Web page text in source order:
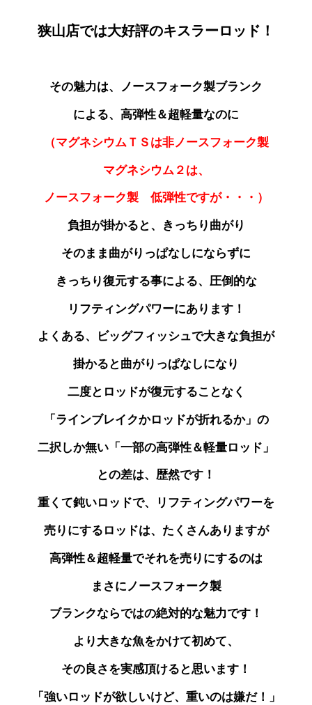
狭山店では大好評のキスラーロッド！
その魅力は、ノースフォーク製ブランク
による、高弾性＆超軽量なのに
（マグネシウムＴＳは非ノースフォーク製
マグネシウム２は、
ノースフォーク製 低弾性ですが・・・）
負担が掛かると、きっちり曲がり
そのまま曲がりっぱなしにならずに
きっちり復元する事による、圧倒的な
リフティングパワーにあります！
よくある、ビッグフィッシュで大きな負担が
掛かると曲がりっぱなしになり
二度とロッドが復元することなく
「ラインブレイクかロッドが折れるか」の
二択しか無い「一部の高弾性＆軽量ロッド」
との差は、歴然です！
重くて鈍いロッドで、リフティングパワーを
売りにするロッドは、たくさんありますが
高弾性＆超軽量でそれを売りにするのは
まさにノースフォーク製
ブランクならではの絶対的な魅力です！
より大きな魚をかけて初めて、
その良さを実感頂けると思います！
「強いロッドが欲しいけど、重いのは嫌だ！」